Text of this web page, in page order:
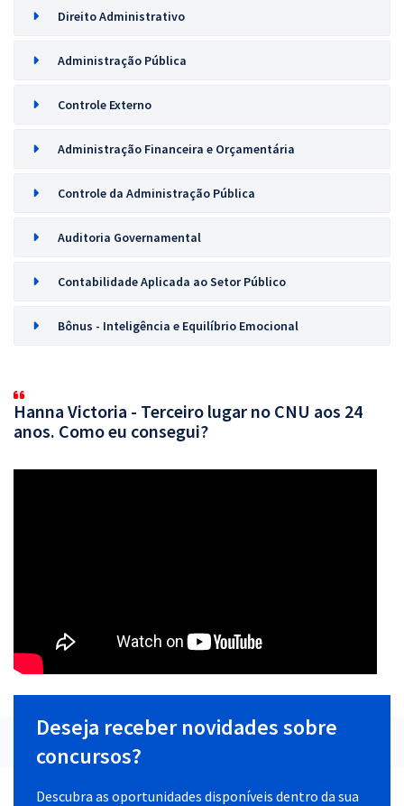
Direito Administrativo
Administração Pública
Controle Externo
Administração Financeira e Orçamentária
Controle da Administração Pública
Auditoria Governamental
Contabilidade Aplicada ao Setor Público
Bônus - Inteligência e Equilíbrio Emocional
Hanna Victoria - Terceiro lugar no CNU aos 24
anos. Como eu consegui?
Deseja receber novidades sobre
concursos?
Descubra as oportunidades disponíveis dentro da sua